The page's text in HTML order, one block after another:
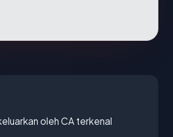
oleh CA terkenal